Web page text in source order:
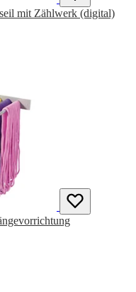
mit Zählwerk (digital)